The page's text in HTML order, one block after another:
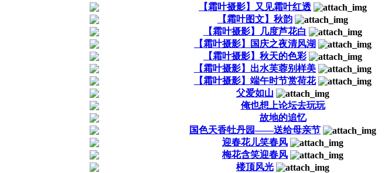
【霜叶摄影】又见霜叶红透
【霜叶图文】秋韵
【霜叶摄影】几度芦花白
【霜叶摄影】国庆之夜清风湖
【霜叶摄影】秋天的色彩
【霜叶摄影】出水芙蓉别样美
【霜叶摄影】端午时节赏荷花
父爱如山
俺也想上论坛去玩玩
故地的追忆
国色天香牡丹园——送给母亲节
迎春花儿笑春风
梅花含笑迎春风
楼顶风光